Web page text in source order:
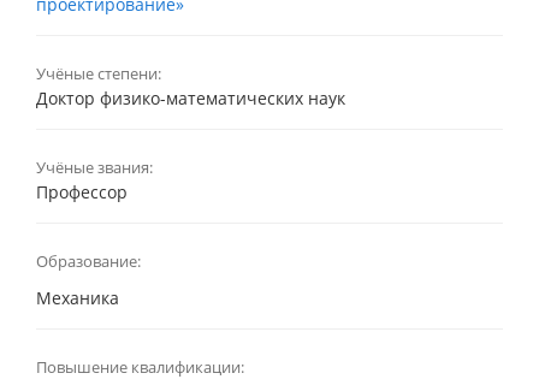
Учёные степени:
Доктор физико-математических наук
Учёные звания:
Профессор
Образование:
Механика
Повышение квалификации: